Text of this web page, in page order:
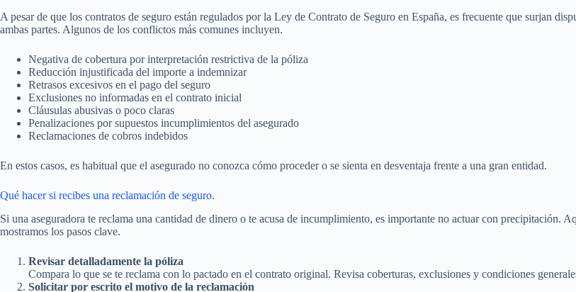
A pesar de que los contratos de seguro están regulados por la Ley de Contrato de Seguro en España, es frecuente que surjan
ambas partes. Algunos de los conflictos más comunes incluyen.
Negativa de cobertura por interpretación restrictiva de la póliza
Reducción injustificada del importe a indemnizar
Retrasos excesivos en el pago del seguro
Exclusiones no informadas en el contrato inicial
Cláusulas abusivas o poco claras
Penalizaciones por supuestos incumplimientos del asegurado
Reclamaciones de cobros indebidos
En estos casos, es habitual que el asegurado no conozca cómo proceder o se sienta en desventaja frente a una gran entidad.
Qué hacer si recibes una reclamación de seguro.
Si una aseguradora te reclama una cantidad de dinero o te acusa de incumplimiento, es importante no actuar con precipitación.
mostramos los pasos clave.
Revisar detalladamente la póliza
Compara lo que se te reclama con lo pactado en el contrato original. Revisa coberturas, exclusiones y condiciones
Solicitar por escrito el motivo de la reclamación